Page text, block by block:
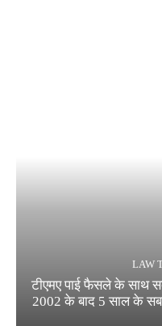
LAW
टीएमए पाई फैसले के साथ
2002 के बाद 5 साल के